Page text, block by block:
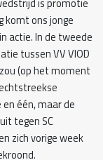
komt ons jonge
actie. In de tweede
tussen VV VIOD
(op het moment
één, maar de
tegen SC
zich vorige week